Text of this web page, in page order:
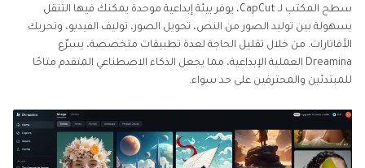
قراءة إضافية: أفضل بديل لمولد الصور Dreamina AI
الأسئلة المتكررة حول Dreamina AI
سطح المكتب لـ CapCut، يوفر بيئة إبداعية موحدة يمكنك فيها التنقل
بسهولة بين توليد الصور من النص، تحويل الصور، توليف الفيديو، وتحريك
الأفاتارات. من خلال تقليل الحاجة لعدة تطبيقات متخصصة، يسرّع
Dreamina العملية الإبداعية، مما يجعل الذكاء الاصطناعي المتقدم متاحًا
للمبتدئين والمحترفين على حد سواء.